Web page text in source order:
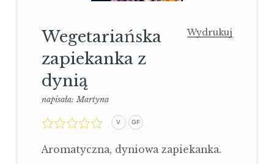
Wydrukuj
Wegetariańska
zapiekanka z
dynią
napisała:Martyna
0,0
rating
V GF
Aromatyczna, dyniowa zapiekanka.